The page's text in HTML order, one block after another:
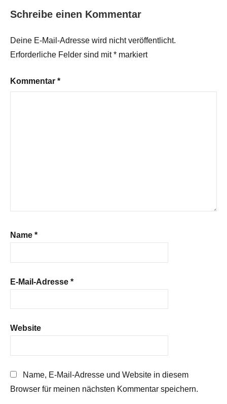
Schreibe einen Kommentar
Deine E-Mail-Adresse wird nicht veröffentlicht.
Erforderliche Felder sind mit* markiert
Kommentar *
Name *
E-Mail-Adresse *
Website
Name, E-Mail-Adresse und Website in diesem
Browser für meinen nächsten Kommentar speichern.